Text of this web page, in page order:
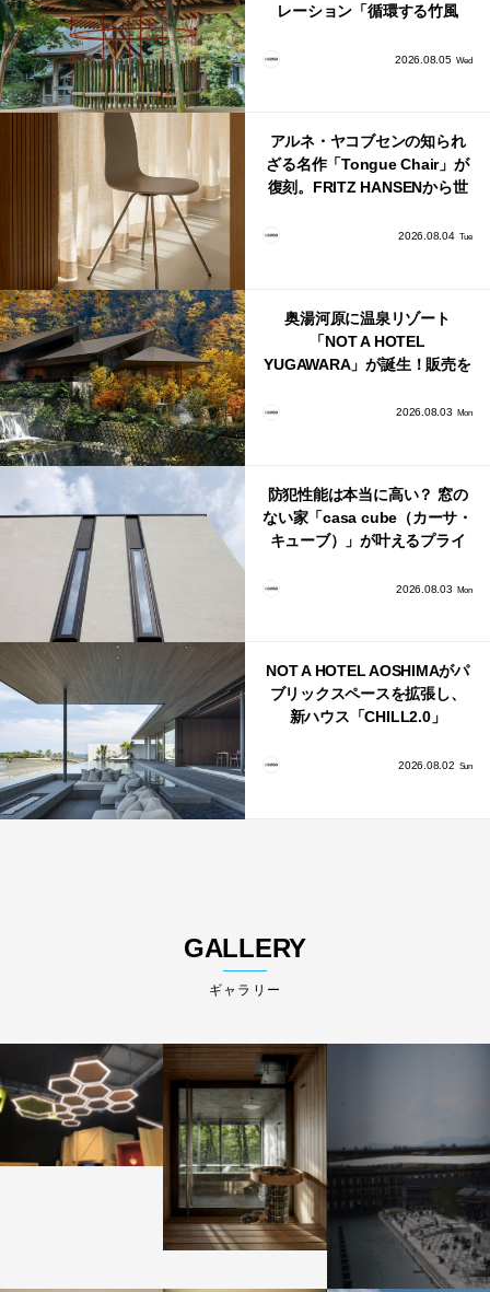
レーション「循環する竹風
2026.08.05 Wed
アルネ・ヤコブセンの知られ
ざる名作「Tongue Chair」が
復刻。FRITZ HANSENから世
2026.08.04 Tue
奥湯河原に温泉リゾート
「NOT A HOTEL
YUGAWARA」が誕生！販売を
2026.08.03 Mon
防犯性能は本当に高い？ 窓の
ない家「casa cube（カーサ・
キューブ）」が叶えるプライ
2026.08.03 Mon
NOT A HOTEL AOSHIMAがパ
ブリックスペースを拡張し、
新ハウス「CHILL2.0」
2026.08.02 Sun
GALLERY
ギャラリー